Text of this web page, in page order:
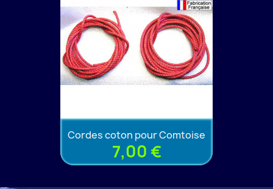
Cordes coton pour Comtoise
7,00 €